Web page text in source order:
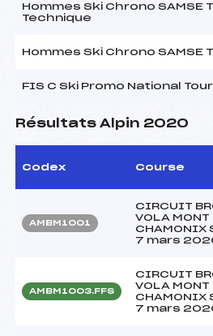
Hommes Ski Chrono SAMSE
Technique
Hommes Ski Chrono SAMSE
FIS C Ski Promo National
Résultats Alpin 2020
Codex Course
AMBM1001
CIRCUIT
VOLA MONT
CHAMONIX
7 mars
AMBM1003.FFS
CIRCUIT
VOLA MONT
CHAMONIX
7 mars